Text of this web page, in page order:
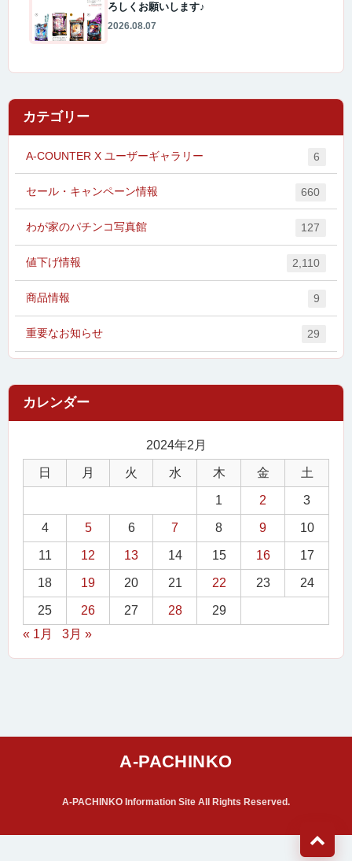
ろしくお願いします♪
2026.08.07
カテゴリー
A-COUNTER X ユーザーギャラリー 6
セール・キャンペーン情報 660
わが家のパチンコ写真館 127
値下げ情報 2,110
商品情報 9
重要なお知らせ 29
2024年2月
日 月 火 水 木 金 土
1 2 3
4 5 6 7 8 9 10
11 12 13 14 15 16 17
18 19 20 21 22 23 24
25 26 27 28
29
« 1月
3月 »
A-PACHINKO Information Site All Rights Reserved.